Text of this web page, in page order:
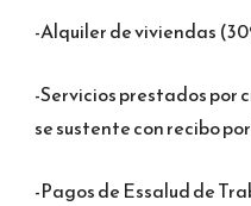
-Alquiler de viviendas
-Servicios prestados por
se sustente con recibo
-Pagos de Essalud de